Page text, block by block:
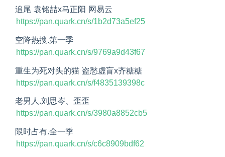
追尾 袁铭喆x马正阳 网易云
https://pan.quark.cn/s/1b2d73a5ef25
空降热搜.第一季
https://pan.quark.cn/s/9769a9d43f67
重生为死对头的猫 盗愁虚盲x齐糖糖
https://pan.quark.cn/s/f4835139398c
老男人.刘思岑、歪歪
https://pan.quark.cn/s/3980a8852cb5
限时占有.全一季
https://pan.quark.cn/s/c6c8909bdf62